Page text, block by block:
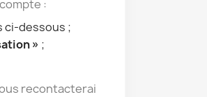
:
ci-dessous ;
» ;
recontacterai